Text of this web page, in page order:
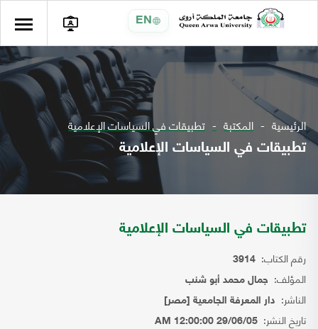
EN
الرئيسية المكتبة تطبيقات في السياسات الإعلامية
تطبيقات في السياسات الإعلامية
تطبيقات في السياسات الإعلامية
رقم الكتاب: 3914
المؤلف: جمال محمد أبو شنب
الناشر: دار المعرفة الجامعية [مصر]
تاريخ النشر: 29/06/05 12:00:00 AM